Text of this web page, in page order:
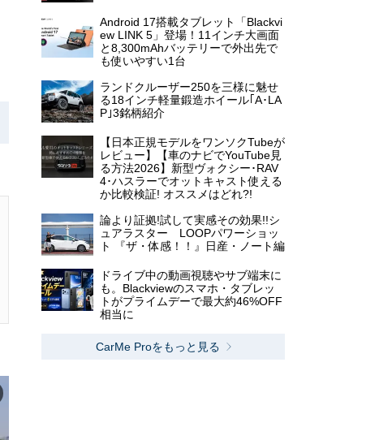
Android 17搭載タブレット「Blackvi
ew LINK 5」登場！11インチ大画面
と8,300mAhバッテリーで外出先で
も使いやすい1台
ランドクルーザー250を三様に魅せ
る18インチ軽量鍛造ホイール｢A･LA
P｣3銘柄紹介
【日本正規モデルをワンソクTubeが
レビュー】【車のナビでYouTube見
る方法2026】新型ヴォクシー･RAV
4･ハスラーでオットキャスト使える
か比較検証! オススメはどれ?!
論より証拠!試して実感その効果!!シ
ュアラスター LOOPパワーショッ
ト 『ザ・体感！！』日産・ノート編
ドライブ中の動画視聴やサブ端末に
も。Blackviewのスマホ・タブレッ
トがプライムデーで最大約46%OFF
相当に
CarMe Proをもっと見る